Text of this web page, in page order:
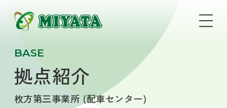
BASE
拠点紹介
枚方第三事業所 (配車センター)